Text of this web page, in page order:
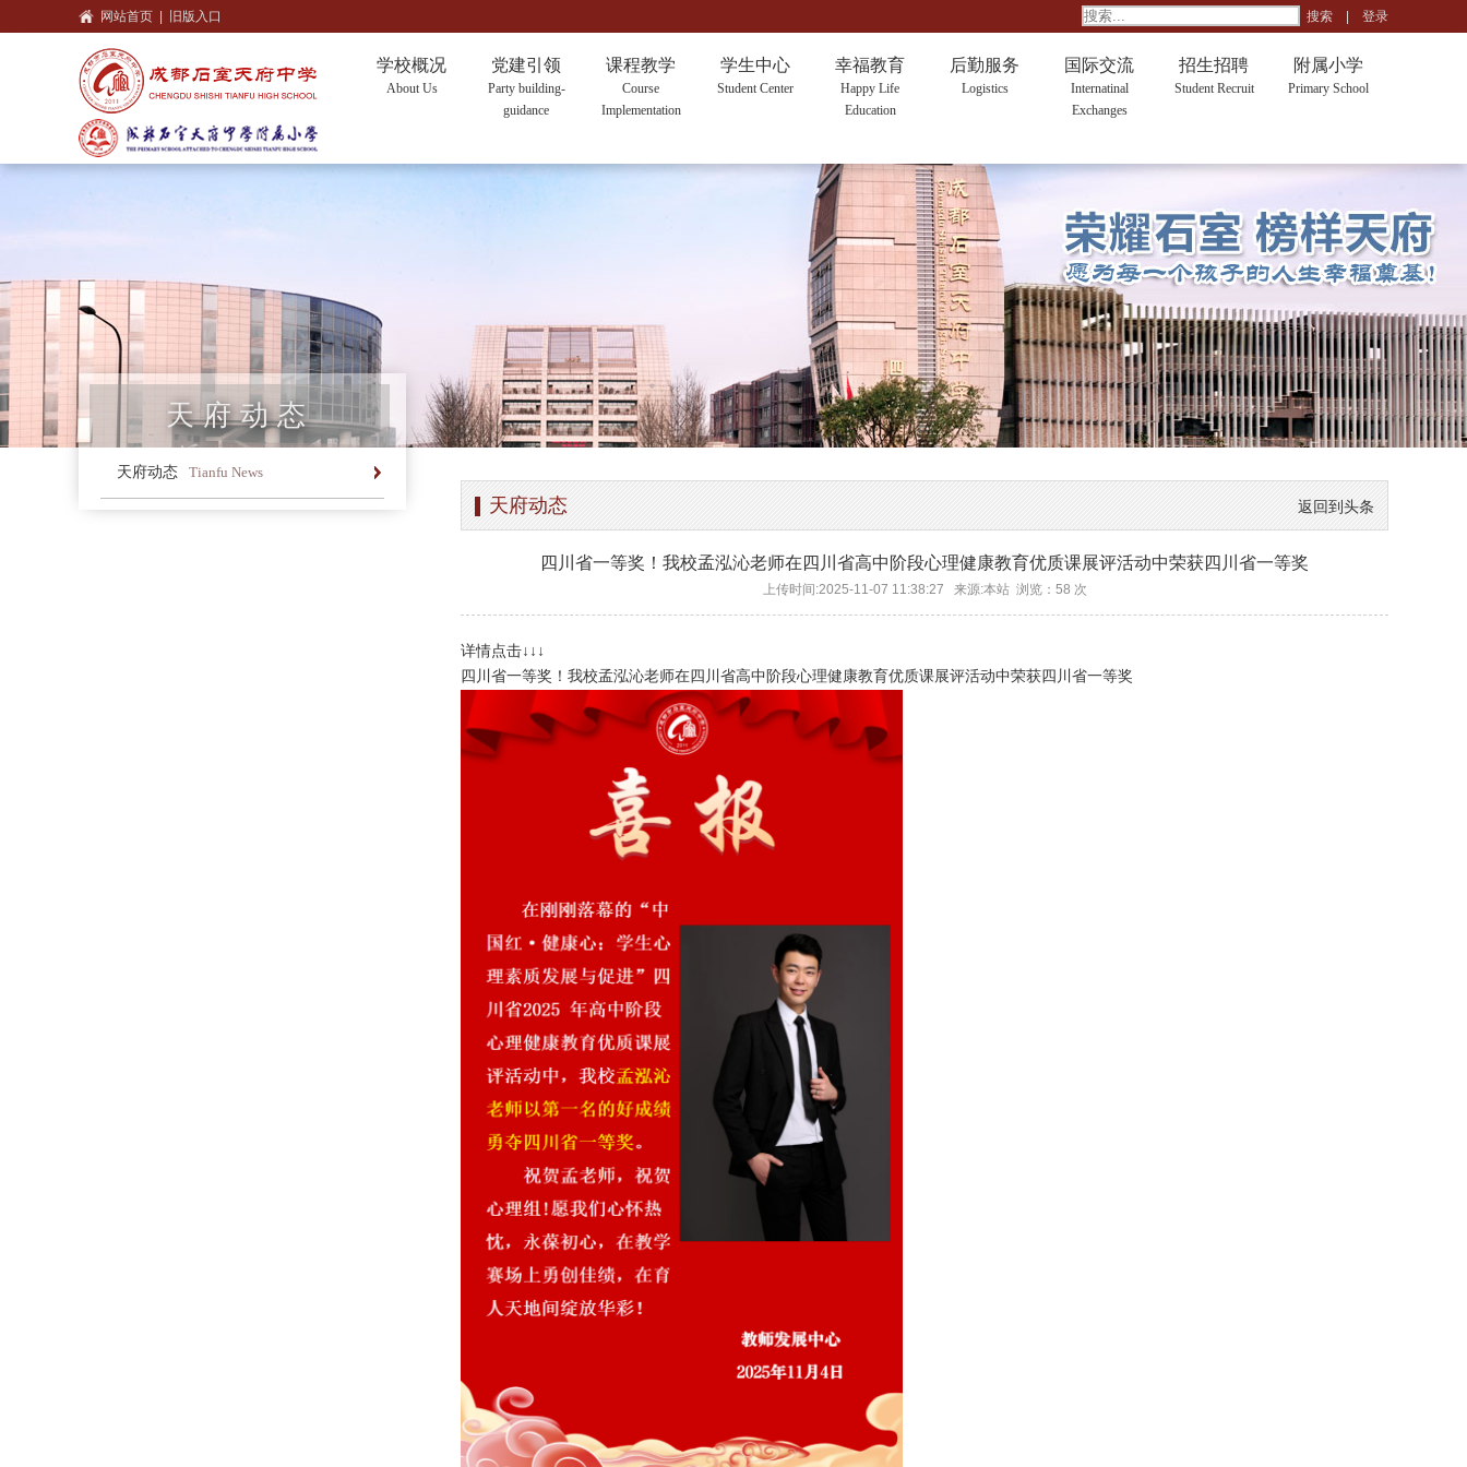
网站首页 旧版入口 搜索 登录
学校概况
About Us
党建引领
Party building-
guidance
课程教学
Course
Implementation
学生中心
Student Center
幸福教育
Happy Life
Education
后勤服务
Logistics
国际交流
Internatinal
Exchanges
招生招聘
Student Recruit
附属小学
Primary School
天府动态
天府动态 Tianfu News
办学简介 办学理念 荣誉长廊 天府动态 返回到头条
四川省一等奖！我校孟泓沁老师在四川省高中阶段心理健康教育优质课展评活动中荣获四川省一等奖
上传时间:2025-11-07 11:38:27 来源:本站 浏览： 58 次
详情点击↓↓↓
四川省一等奖！我校孟泓沁老师在四川省高中阶段心理健康教育优质课展评活动中荣获四川省一等奖